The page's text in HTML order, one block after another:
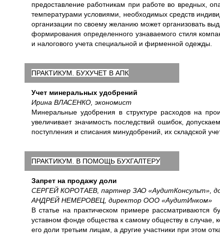
предоставление работникам при работе во вредных,
температурами условиями, необходимых средств
организации по своему желанию может организовать
формирования определенного узнаваемого стиля
и налогового учета специальной и фирменной одежды.
ПРАКТИКУМ. БУХУЧЕТ В АПК
Учет минеральных удобрений
Ирина ВЛАСЕНКО, экономист
Минеральные удобрения в структуре расходов на
увеличивает значимость последствий ошибок,
поступления и списания минудобрений, их складской
ПРАКТИКУМ. В ПОМОЩЬ БУХГАЛТЕРУ
Запрет на продажу доли
СЕРГЕЙ КОРОТАЕВ, партнер ЗАО «АудитКонсульт»,
АНДРЕЙ НЕМЕРОВЕЦ, директор ООО «АудитИнком»
В статье на практическом примере рассматриваются
уставном фонде общества к самому обществу в случае,
его доли третьим лицам, а другие участники при этом